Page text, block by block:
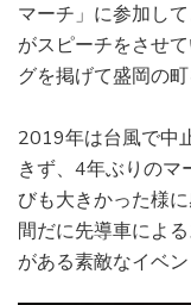
マーチ」に参加し
がスピーチをさせ
グを掲げて盛岡の
2019年は台風で中
きず、4年ぶりのマ
びも大きかった様
間だに先導車によ
がある素敵なイベン